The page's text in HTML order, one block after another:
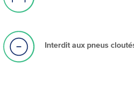
Interdit aux pneus